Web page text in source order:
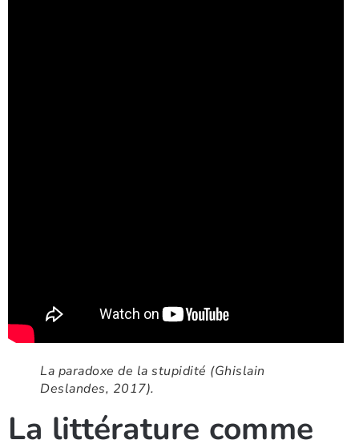
La paradoxe de la stupidité (Ghislain
Deslandes, 2017).
La littérature comme